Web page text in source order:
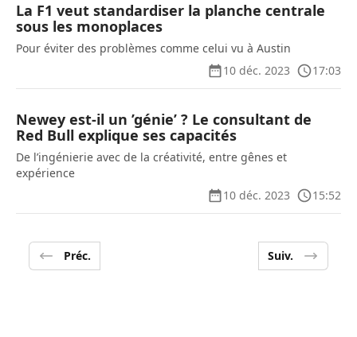
La F1 veut standardiser la planche centrale
sous les monoplaces
Pour éviter des problèmes comme celui vu à Austin
10 déc. 2023
17:03
Newey est-il un ’génie’ ? Le consultant de
Red Bull explique ses capacités
De l’ingénierie avec de la créativité, entre gênes et
expérience
10 déc. 2023
15:52
Préc. Suiv.